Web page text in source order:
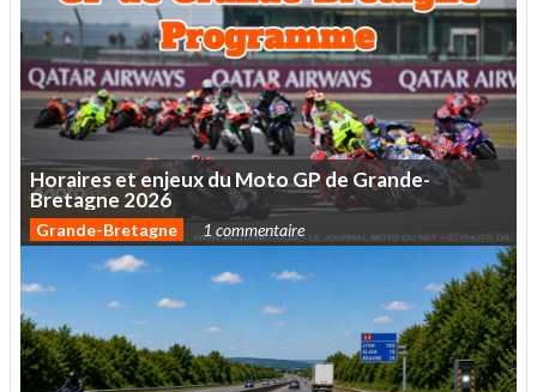
HorairesetenjeuxduMotoGPdeGrande-
Bretagne 2026
Grande-Bretagne 1 commentaire